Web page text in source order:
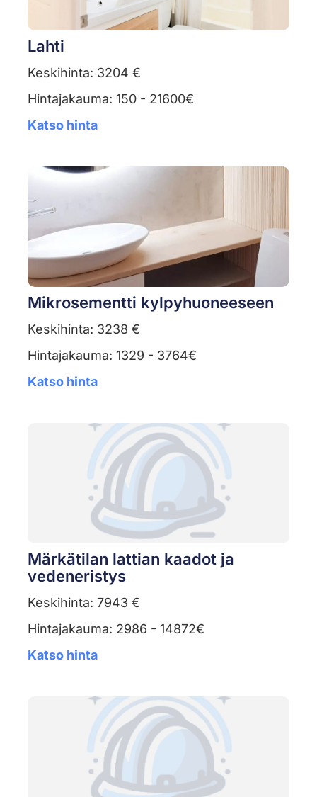
Lahti
Keskihinta: 3204 €
Hintajakauma: 150 - 21600€
Katso hinta
Mikrosementti kylpyhuoneeseen
Keskihinta: 3238 €
Hintajakauma: 1329 - 3764€
Katso hinta
Märkätilan lattian kaadot ja
vedeneristys
Keskihinta: 7943 €
Hintajakauma: 2986 - 14872€
Katso hinta